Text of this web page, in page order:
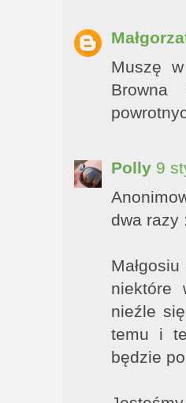
Muszę
Polly 9
dwa razy
niektóre
nieźle
temu i
będzie